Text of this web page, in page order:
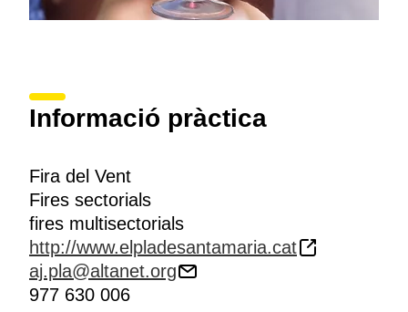
Informació pràctica
Fira del Vent
Fires sectorials
fires multisectorials
http://www.elpladesantamaria.cat
aj.pla@altanet.org
977 630 006